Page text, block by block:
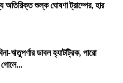
অতিরিক্ত শুল্ক ঘোষণা ট্রাম্পের, হার
ঋতুপর্ণার ডাবল হ্যাটট্রিক, পারো